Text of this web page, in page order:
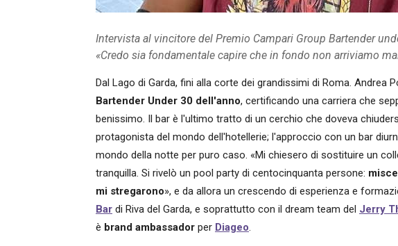
Intervista al vincitore del Premio Campari Group Bartender
«Credo sia fondamentale capire che in fondo non arriviamo
Dal Lago di Garda, fini alla corte dei grandissimi di Roma. Andrea
Bartender Under 30 dell'anno, certificando una carriera che
benissimo. Il bar è l'ultimo tratto di un cerchio che doveva
protagonista del mondo dell'hotellerie; l'approccio con un bar
mondo della notte per puro caso. «Mi chiesero di sostituire un
tranquilla. Si rivelò un pool party di centocinquanta persone:
mi stregarono», e da allora un crescendo di esperienza e
Bar di Riva del Garda, e soprattutto con il dream team del Jerry
è brand ambassador per Diageo.